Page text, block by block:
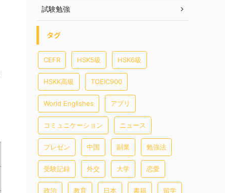
試験勉強
タグ
CEFR HSK5級 HSK6級
HSKK高級 TOEIC900
World Englishes アプリ
コミュニケーション ニュース
プレゼン 中国 副業 勉強法
受験記録 外交 大学 恋愛
政治 教育 日本 書籍 留学